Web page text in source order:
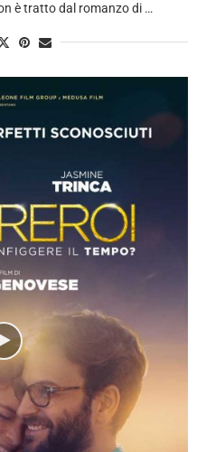
è tratto dal romanzo di …